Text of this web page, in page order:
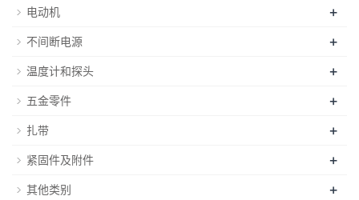
电动机 +
不间断电源 +
温度计和探头 +
五金零件 +
扎带 +
紧固件及附件 +
其他类别 +